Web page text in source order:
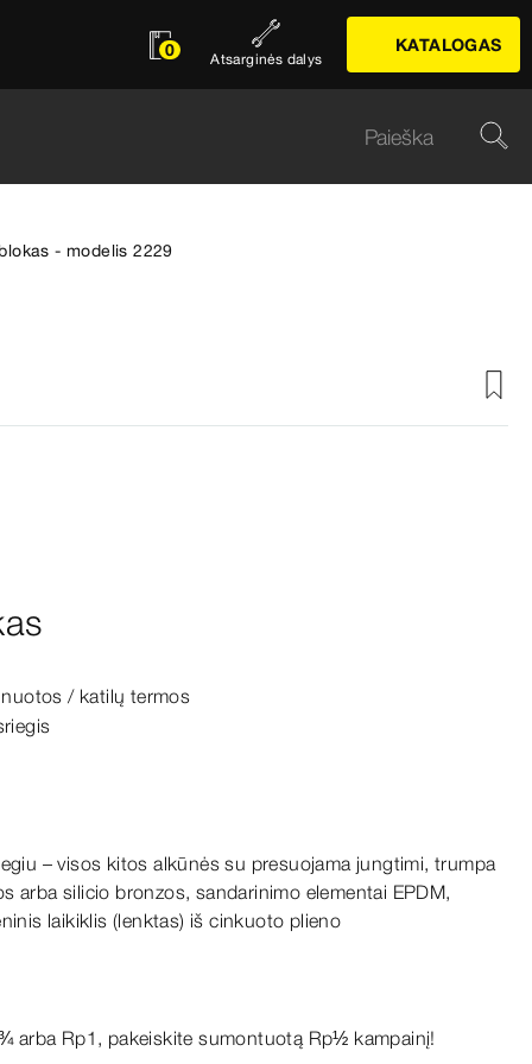
0 Atsarginės dalys
KATALOGAS
- modelis 2229
/ katilų termos
– visos kitos alkūnės su presuojama jungtimi, trumpa
arba silicio bronzos, sandarinimo elementai EPDM,
laikiklis (lenktas) iš cinkuoto plieno
arba Rp1, pakeiskite sumontuotą Rp½ kampainį!